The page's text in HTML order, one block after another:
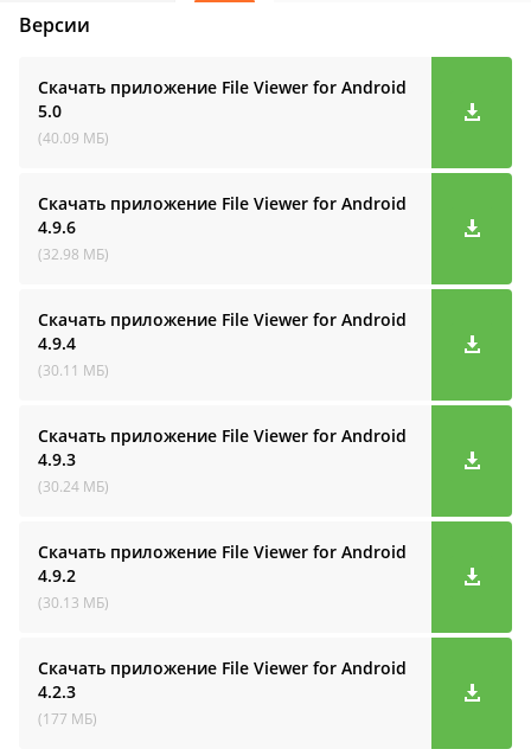
Версии
Скачать приложение File Viewer for Android
5.0
(40.09 МБ)
Скачать приложение File Viewer for Android
4.9.6
(32.98 МБ)
Скачать приложение File Viewer for Android
4.9.4
(30.11 МБ)
Скачать приложение File Viewer for Android
4.9.3
(30.24 МБ)
Скачать приложение File Viewer for Android
4.9.2
(30.13 МБ)
Скачать приложение File Viewer for Android
4.2.3
(177 МБ)